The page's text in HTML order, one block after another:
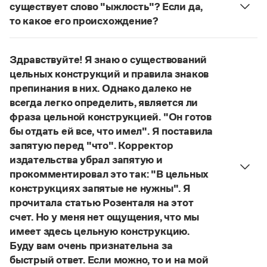
Словари русского языка как государственного
Справочники
Правила русской орфографии и пунктуации
Русский язык. Краткий теоретический курс
для школьников
Письмовник
Справочник по пунктуации
Словарь-справочник трудностей
Справочник по фразеологии
Азбучные истины
Словарь-справочник непростые слова
Все справочники портала
Журнал
Новости и события
Управление в русском языке
Правила русской орфографии и пунктуации
существует слово "ыжлость"? Если да,
то какое его происхождение?
Нет, не существует и не существовало. Это
Страница ответа
Здравствуйте! Я знаю о существований
цельных конструкций и правила знаков
препинания в них. Однако далеко не
всегда легко определить, является ли
фраза цельной конструкцией. "Он готов
бы отдать ей все, что имел". Я поставила
запятую перед "что". Корректор
издательства убрал запятую и
прокомментировал это так: "В цельных
конструкциях запятые не нужны". Я
прочитала статью Розенталя на этот
счет. Но у меня нет ощущения, что мы
имеет здесь цельную конструкцию.
Буду вам очень признательна за
быстрый ответ. Если можно, то и на мой